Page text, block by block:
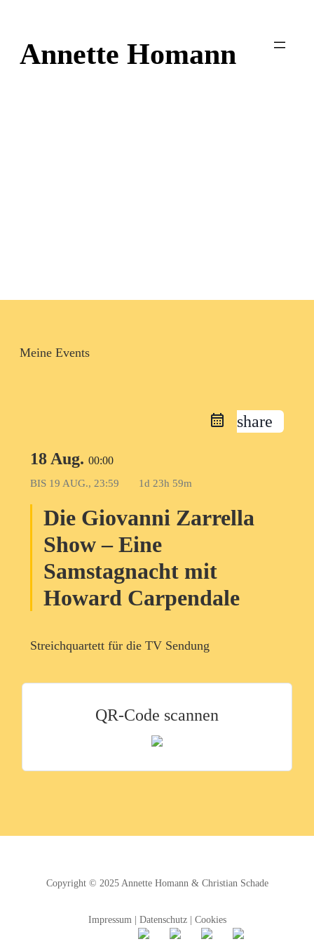
Inhalt
springenAnnette Homann
Meine Events
share
18 Aug. 00:00
BIS 19 AUG., 23:59 1d 23h 59m
Die Giovanni Zarrella
Show – Eine
Samstagnacht mit
Howard Carpendale
Streichquartett für die TV Sendung
QR-Code scannen
Copyright © 2025 Annette Homann& Christian Schade
Impressum| Datenschutz| Cookies